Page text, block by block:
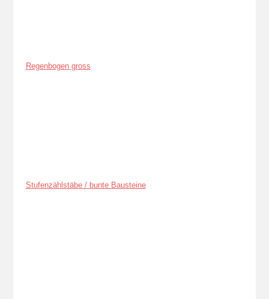
Regenbogen gross
Stufenzählstäbe / bunte Bausteine